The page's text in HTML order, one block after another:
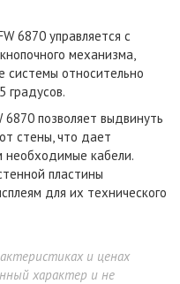
6870 управляется с
механизма,
системы относительно
градусов.
позволяет выдвинуть
стены, что дает
необходимые кабели.
пластины
для их технического
и ценах
характер и не